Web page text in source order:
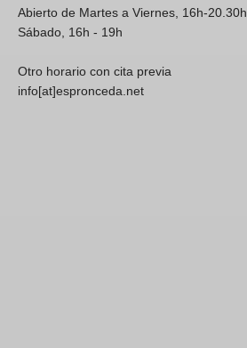
Abierto de Martes a Viernes, 16h-20.30h
Sábado, 16h - 19h
Otro horario con cita previa
info[at]espronceda.net